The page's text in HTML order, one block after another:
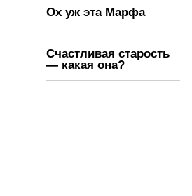
Ох уж эта Марфа
Счастливая старость
— какая она?